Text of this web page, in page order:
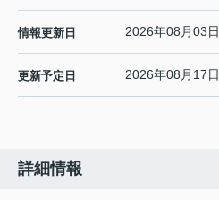
情報更新日 2026年08月03日
更新予定日 2026年08月17日
詳細情報